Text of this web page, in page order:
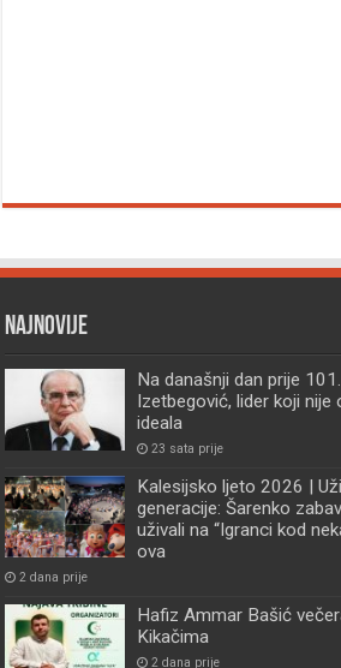
Najnovije
Na današnji dan prije
Izetbegović, lider koji
ideala
23 sata prije
Kalesijsko ljeto 2026 |
generacije: Šarenko
uživali na “Igranci kod
ova
2 dana prije
Hafiz Ammar Bašić
Kikačima
2 dana prije